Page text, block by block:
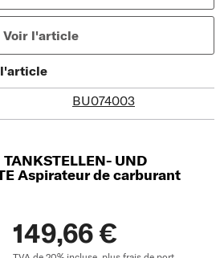
Voir l'article
BU074003
UND
Aspirateur de carburant
149,66 €